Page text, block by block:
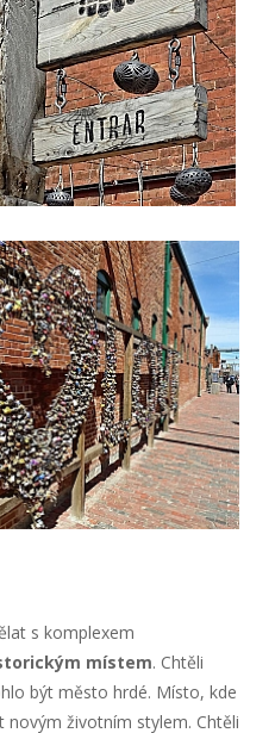
s komplexem
místem. Chtěli
být město hrdé. Místo, kde
novým životním stylem. Chtěli